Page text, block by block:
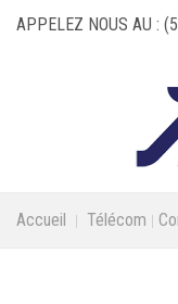
APPELEZ NOUS AU :
Accueil Télécom